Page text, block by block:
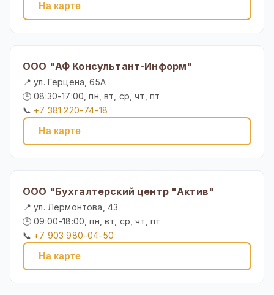
На карте
ООО "АФ Консультант-Информ"
📍 ул. Герцена, 65А
🕒 08:30-17:00, пн, вт, ср, чт, пт
📞 +7 381 220-74-18
На карте
ООО "Бухгалтерский центр "Актив"
📍 ул. Лермонтова, 43
🕒 09:00-18:00, пн, вт, ср, чт, пт
📞 +7 903 980-04-50
На карте